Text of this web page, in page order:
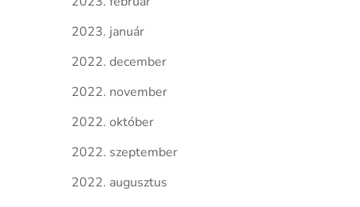
2023. január
2022. december
2022. november
2022. október
2022. szeptember
2022. augusztus